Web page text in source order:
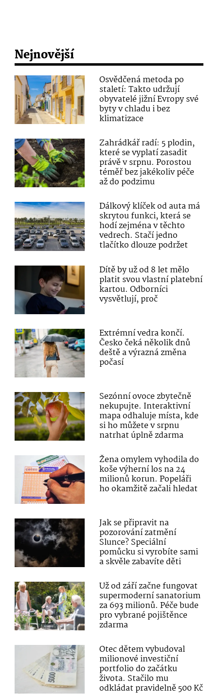
Nejnovější
Osvědčená metoda po
staletí: Takto udržují
obyvatelé jižní Evropy své
byty v chladu i bez
klimatizace
Zahrádkář radí: 5 plodin,
které se vyplatí zasadit
právě v srpnu. Porostou
téměř bez jakékoliv péče
až do podzimu
Dálkový klíček od auta má
skrytou funkci, která se
hodí zejména v těchto
vedrech. Stačí jedno
tlačítko dlouze podržet
Dítě by už od 8 let mělo
platit svou vlastní platební
kartou. Odborníci
vysvětlují, proč
Extrémní vedra končí.
Česko čeká několik dnů
deště a výrazná změna
počasí
Sezónní ovoce zbytečně
nekupujte. Interaktivní
mapa odhaluje místa, kde
si ho můžete v srpnu
natrhat úplně zdarma
Žena omylem vyhodila do
koše výherní los na 24
milionů korun. Popeláři
ho okamžitě začali hledat
Jak se připravit na
pozorování zatmění
Slunce? Speciální
pomůcku si vyrobíte sami
a skvěle zabavíte děti
Už od září začne fungovat
supermoderní sanatorium
za 693 milionů. Péče bude
pro vybrané pojištěnce
zdarma
Otec dětem vybudoval
milionové investiční
portfolio do začátku
života. Stačilo mu
odkládat pravidelně 500 Kč